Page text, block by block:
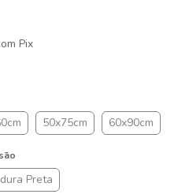
Pix
50x75cm 60x90cm
Preta